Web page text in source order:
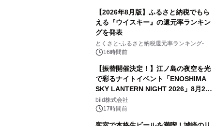
【2026年8月版】ふるさと納税でもら
える『ウイスキー』の還元率ランキン
グを発表
とくさと-ふるさと納税還元率ランキング-
16時間前
【振替開催決定！】江ノ島の夜空を光
で彩るナイトイベント「ENOSHIMA
SKY LANTERN NIGHT 2026」8月22
日(土)振替開催＆受付スタート！
biid株式会社
17時間前